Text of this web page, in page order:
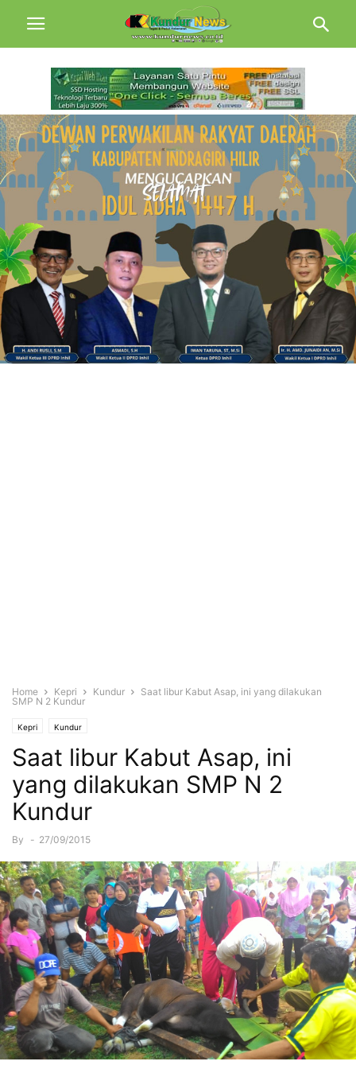
Home Kepri Kundur
Saat libur Kabut Asap, ini yang dilakukan
SMP N 2 Kundur
Kepri Kundur
Saat libur Kabut Asap, ini
yang dilakukan SMP N 2
Kundur
By - 27/09/2015